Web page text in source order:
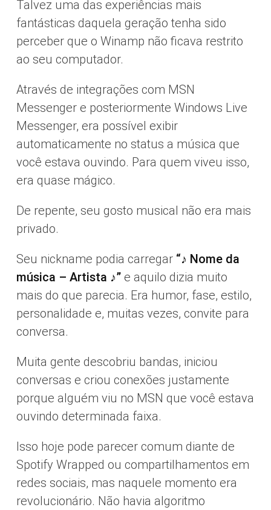
Talvez uma das experiências mais
fantásticas daquela geração tenha sido
perceber que o Winamp não ficava restrito
ao seu computador.
Através de integrações com MSN
Messenger e posteriormente Windows Live
Messenger, era possível exibir
automaticamente no status a música que
você estava ouvindo. Para quem viveu isso,
era quase mágico.
De repente, seu gosto musical não era mais
privado.
Seu nickname podia carregar “♪ Nome da
música – Artista ♪”e aquilo dizia muito
mais do que parecia. Era humor, fase, estilo,
personalidade e, muitas vezes, convite para
conversa.
Muita gente descobriu bandas, iniciou
conversas e criou conexões justamente
porque alguém viu no MSN que você estava
ouvindo determinada faixa.
Isso hoje pode parecer comum diante de
Spotify Wrapped ou compartilhamentos em
redes sociais, mas naquele momento era
revolucionário. Não havia algoritmo